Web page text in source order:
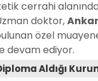
cerrahi
doktor,
özel
devam ediyor.
Aldığı